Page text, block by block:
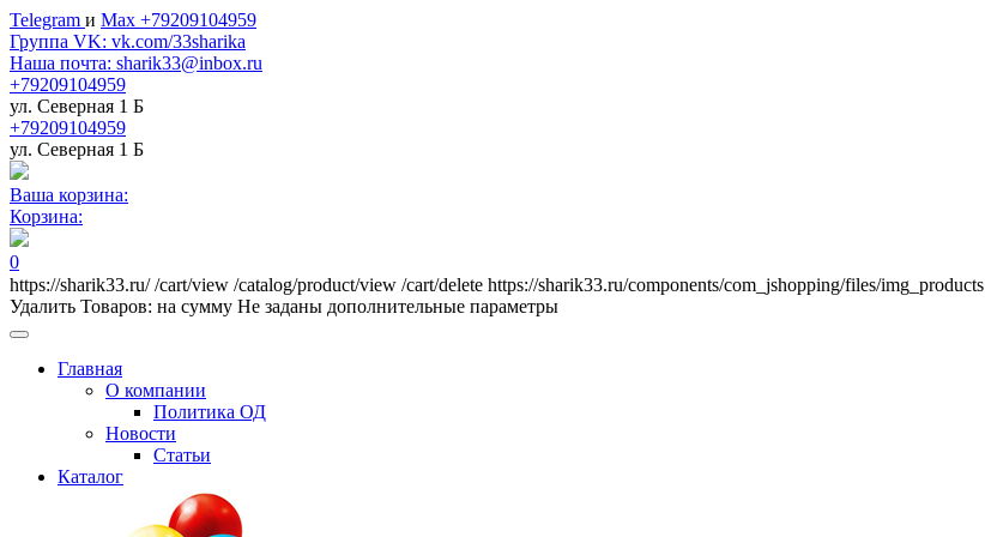
Telegram и Max +79209104959
Группа VK: vk.com/33sharika
Наша почта: sharik33@inbox.ru
+79209104959
ул. Северная 1 Б
+79209104959
ул. Северная 1 Б
Ваша корзина:
Корзина:
0
https://sharik33.ru/ /cart/view /catalog/product/view /cart/delete https://sharik33.ru/components/com_jshopping/files/img_products
Удалить Товаров: на сумму Не заданы дополнительные параметры
Главная
О компании
Политика ОД
Новости
Статьи
Каталог